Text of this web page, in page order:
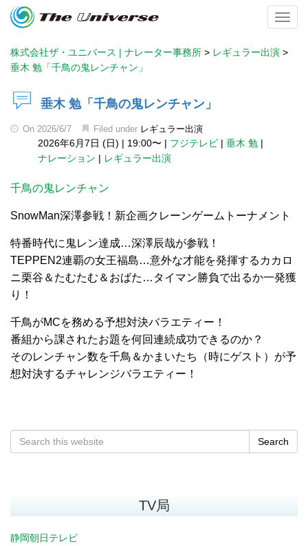
株式会社ザ・ユニバース | ナレーター事務所 > レギュラー出演 >
垂木 勉「千鳥の鬼レンチャン」
垂木 勉「千鳥の鬼レンチャン」
On 2026/6/7 Filed under レギュラー出演
2026年6月7日 (日) | 19:00〜 | フジテレビ | 垂木 勉 |
ナレーション | レギュラー出演
千鳥の鬼レンチャン
SnowMan深澤参戦！新企画クレーンゲームトーナメント
特番時代に鬼レン達成…深澤辰哉が参戦！
TEPPEN2連覇の女王福島…意外な才能を発揮するカカロ
ニ栗谷＆たむたむ＆おばた…タイマン勝負で出るか一発獲
り！
千鳥がMCを務める予想対決バラエティー！
番組から課されたお題を何回連続成功できるのか？
そのレンチャン数を千鳥＆かまいたち（時にゲスト）が予
想対決するチャレンジバラエティー！
Search
TV局
静岡朝日テレビ